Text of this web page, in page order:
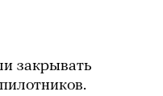
закрывать